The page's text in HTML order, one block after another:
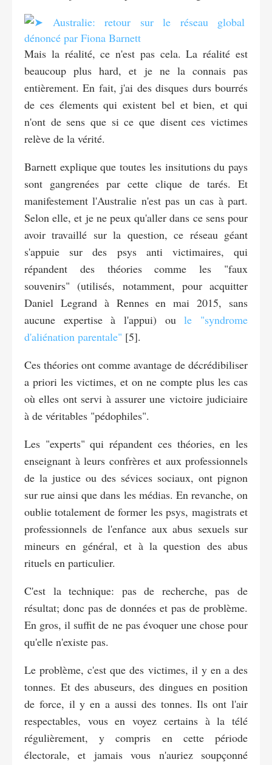
Mais la réalité, ce n'est pas cela. La réalité est
beaucoup plus hard, et je ne la connais pas
entièrement. En fait, j'ai des disques durs bourrés
de ces élements qui existent bel et bien, et qui
n'ont de sens que si ce que disent ces victimes
relève de la vérité.
Barnett explique que toutes les insitutions du pays
sont gangrenées par cette clique de tarés. Et
manifestement l'Australie n'est pas un cas à part.
Selon elle, et je ne peux qu'aller dans ce sens pour
avoir travaillé sur la question, ce réseau géant
s'appuie sur des psys anti victimaires, qui
répandent des théories comme les "faux
souvenirs" (utilisés, notamment, pour acquitter
Daniel Legrand à Rennes en mai 2015, sans
aucune expertise à l'appui) oule "syndrome
d'aliénation parentale" [5].
Ces théories ont comme avantage de décrédibiliser
a priori les victimes, et on ne compte plus les cas
où elles ont servi à assurer une victoire judiciaire
à de véritables "pédophiles".
Les "experts" qui répandent ces théories, en les
enseignant à leurs confrères et aux professionnels
de la justice ou des sévices sociaux, ont pignon
sur rue ainsi que dans les médias. En revanche, on
oublie totalement de former les psys, magistrats et
professionnels de l'enfance aux abus sexuels sur
mineurs en général, et à la question des abus
rituels en particulier.
C'est la technique: pas de recherche, pas de
résultat; donc pas de données et pas de problème.
En gros, il suffit de ne pas évoquer une chose pour
qu'elle n'existe pas.
Le problème, c'est que des victimes, il y en a des
tonnes. Et des abuseurs, des dingues en position
de force, il y en a aussi des tonnes. Ils ont l'air
respectables, vous en voyez certains à la télé
régulièrement, y compris en cette période
électorale, et jamais vous n'auriez soupçonné